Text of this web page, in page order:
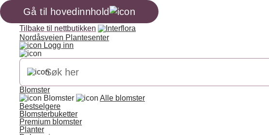
Gå til hovedinnhold
Tilbake til nettbutikken
Nordåsveien Plantesenter
Logg inn
Blomster
Blomster
Alle blomster
Bestselgere
Blomsterbuketter
Premium blomster
Planter